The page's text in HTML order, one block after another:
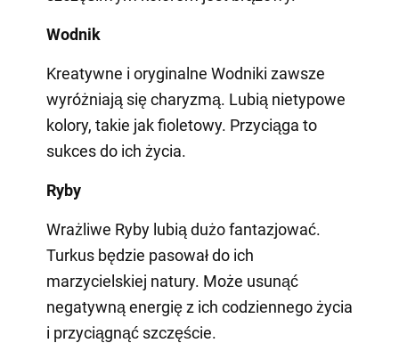
Wodnik
Kreatywne i oryginalne Wodniki zawsze
wyróżniają się charyzmą. Lubią nietypowe
kolory, takie jak fioletowy. Przyciąga to
sukces do ich życia.
Ryby
Wrażliwe Ryby lubią dużo fantazjować.
Turkus będzie pasował do ich
marzycielskiej natury. Może usunąć
negatywną energię z ich codziennego życia
i przyciągnąć szczęście.